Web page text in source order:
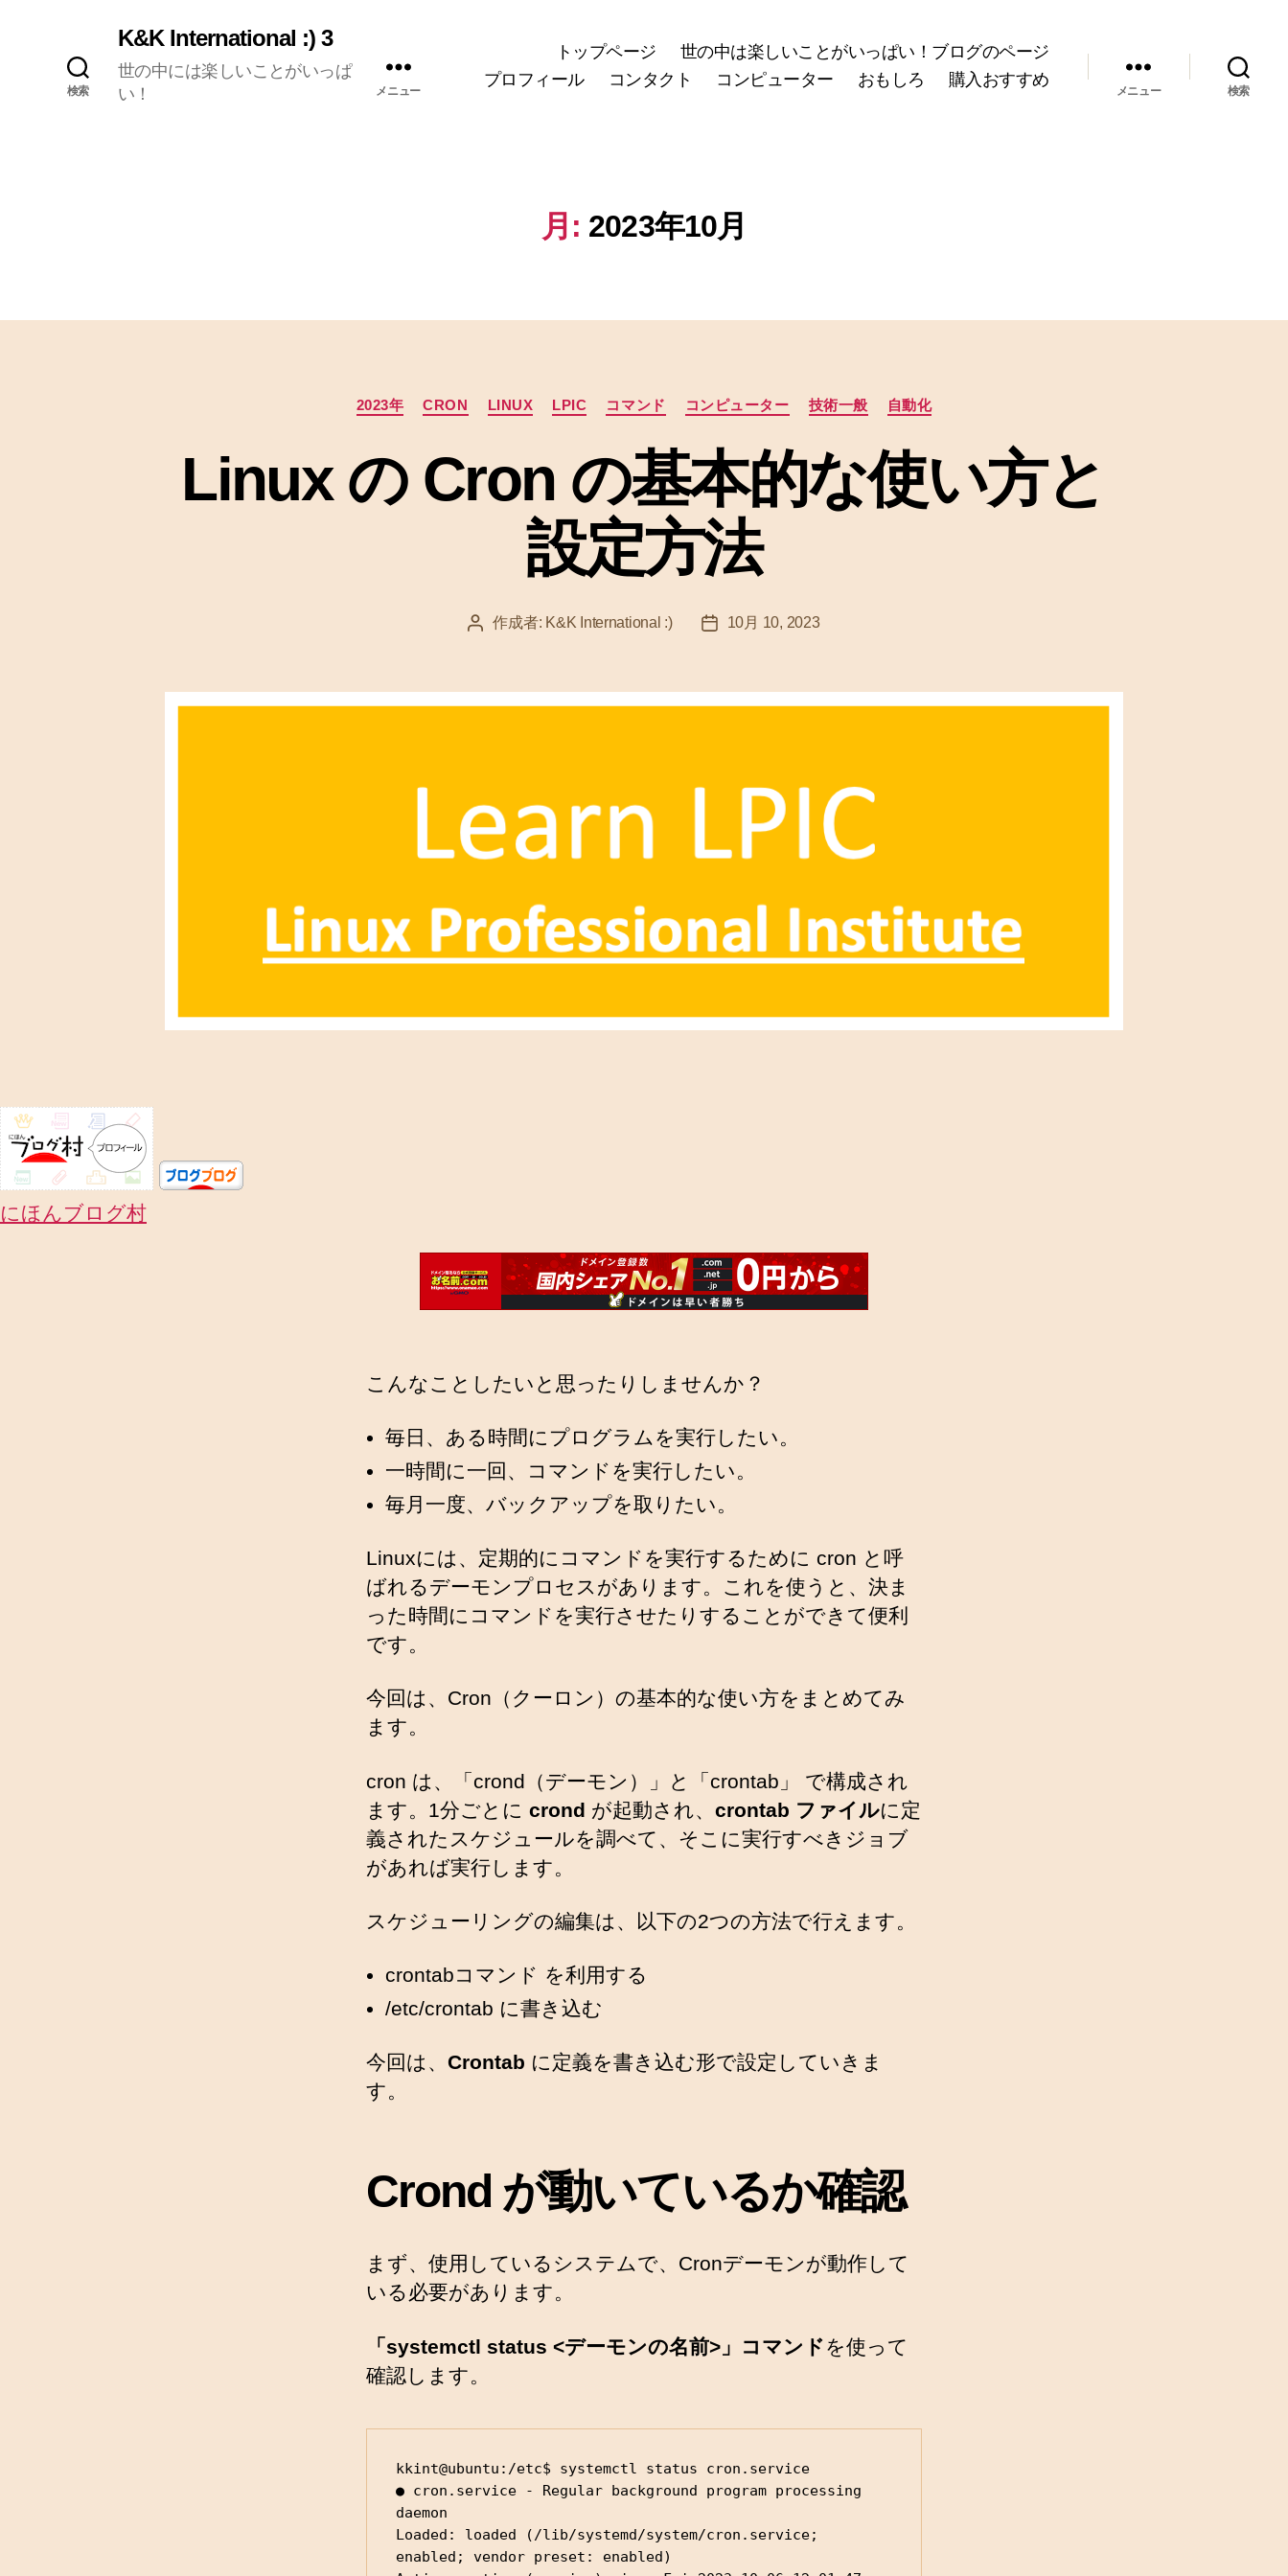
検索
K&K International :) 3
世の中には楽しいことがいっぱ
い！
メニュー
トップページ
世の中は楽しいことがいっぱい！ブログのページ
プロフィール
コンタクト コンピューター おもしろ 購入おすすめ
メニュー 検索
月: 2023年10月
カ
テ
リ
ー
2023年 CRON LINUX LPIC コマンド コンピューター 技術一般 自動化
Linux の Cron の基本的な使い方と
設定方法
投
作成者: K&K International :)
投
10月 10, 2023
にほんブログ村
こんなことしたいと思ったりしませんか？
毎日、ある時間にプログラムを実行したい。
一時間に一回、コマンドを実行したい。
毎月一度、バックアップを取りたい。
Linuxには、定期的にコマンドを実行するために cron と呼
ばれるデーモンプロセスがあります。これを使うと、決ま
った時間にコマンドを実行させたりすることができて便利
です。
今回は、Cron（クーロン）の基本的な使い方をまとめてみ
ます。
cron は、「crond（デーモン）」と「crontab」 で構成され
ます。1分ごとに crond が起動され、 crontab ファイルに定
義されたスケジュールを調べて、そこに実行すべきジョブ
があれば実行します。
スケジューリングの編集は、以下の2つの方法で行えます。
crontabコマンド を利用する
/etc/crontab に書き込む
今回は、 Crontab に定義を書き込む形で設定していきま
す。
Crond が動いているか確認
まず、使用しているシステムで、Cronデーモンが動作して
いる必要があります。
「systemctl status <デーモンの名前>」コマンドを使って
確認します。
kkint@ubuntu:/etc$ systemctl status cron.service
● cron.service - Regular background program processing
daemon
Loaded: loaded (/lib/systemd/system/cron.service;
enabled; vendor preset: enabled)